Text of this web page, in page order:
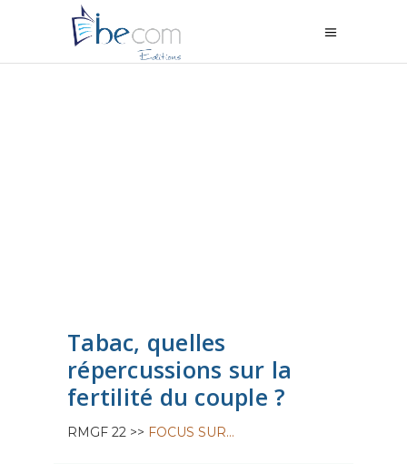
Tabac, quelles
répercussions sur la
fertilité du couple ?
RMGF 22 >> FOCUS SUR…